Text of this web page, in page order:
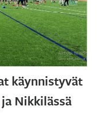
käynnistyvät
Nikkilässä